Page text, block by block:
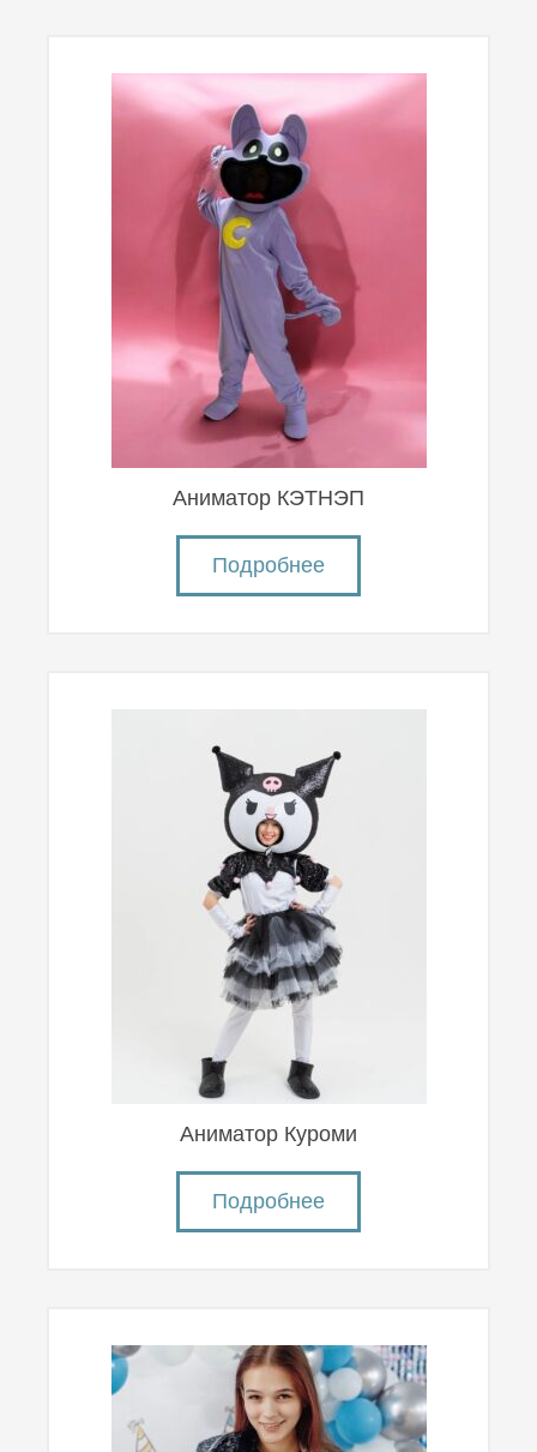
Аниматор КЭТНЭП
Подробнее
Аниматор Куроми
Подробнее